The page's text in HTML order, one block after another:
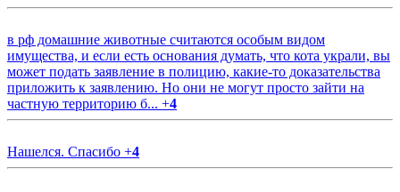
в рф домашние животные считаются особым видом
имущества, и если есть основания думать, что кота украли, вы
может подать заявление в полицию, какие-то доказательства
приложить к заявлению. Но они не могут просто зайти на
частную территорию б... +4
Нашелся. Спасибо +4